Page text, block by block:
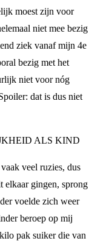
moest zijn voor
niet mee bezig
ziek vanaf mijn 4e
bezig met het
niet voor nóg
dat is dus niet
ALS KIND
veel ruzies, dus
elkaar gingen, sprong
voelde zich weer
beroep op mij
pak suiker die van